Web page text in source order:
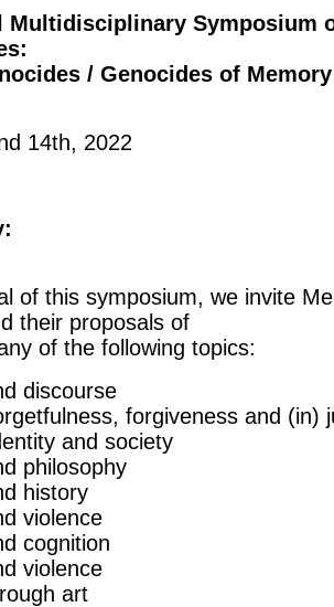
Multidisciplinary Symposium
/ Genocides of Memory
14th, 2022
of this symposium, we invite
their proposals of
of the following topics:
discourse
forgiveness and (in)
and society
philosophy
history
violence
cognition
violence
art